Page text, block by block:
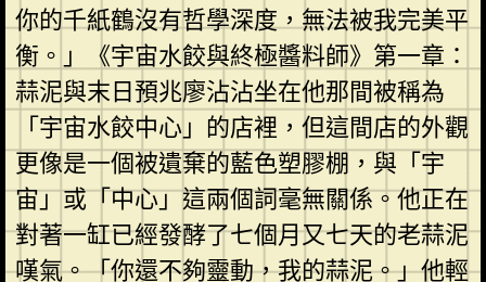
你的千紙鶴沒有哲學深度，無法被我完美平
衡。」《宇宙水餃與終極醬料師》第一章：
蒜泥與末日預兆廖沾沾坐在他那間被稱為
「宇宙水餃中心」的店裡，但這間店的外觀
更像是一個被遺棄的藍色塑膠棚，與「宇
宙」或「中心」這兩個詞毫無關係。他正在
對著一缸已經發酵了七個月又七天的老蒜泥
嘆氣。「你還不夠靈動，我的蒜泥。」他輕